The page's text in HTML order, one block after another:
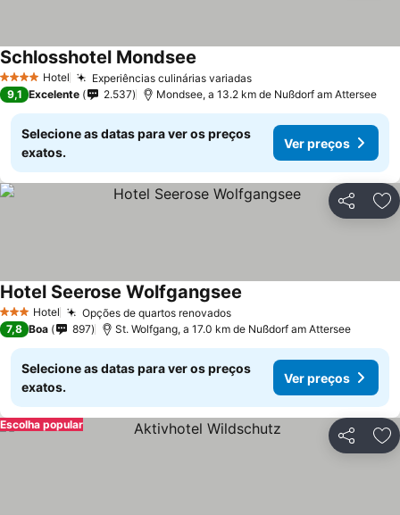
4 EstrelasHotel Experiências culinárias variadas
Schlosshotel Mondsee
9,1 Excelente 2.537 Mondsee, a 13.2 km de Nußdorf am Attersee
Selecione as datas para ver os preços
exatos.
Ver preços
Partilhar
3 EstrelasHotel Opções de quartos renovados
Hotel Seerose Wolfgangsee
7,8 Boa 897 St. Wolfgang, a 17.0 km de Nußdorf am Attersee
Selecione as datas para ver os preços
exatos.
Ver preços
Partilhar
Escolha popular